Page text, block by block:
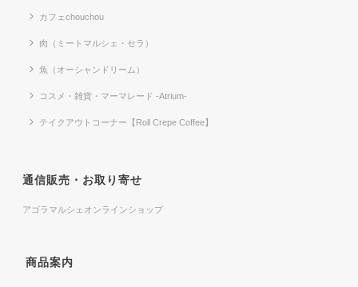
カフェchouchou
肉（ミートマルシェ・セラ）
魚（オーシャンドリーム）
コスメ・雑貨・マーマレード -Atrium-
テイクアウトコーナー【Roll Crepe Coffee】
通信販売・お取り寄せ
アゴラマルシェオンラインショップ
商品案内